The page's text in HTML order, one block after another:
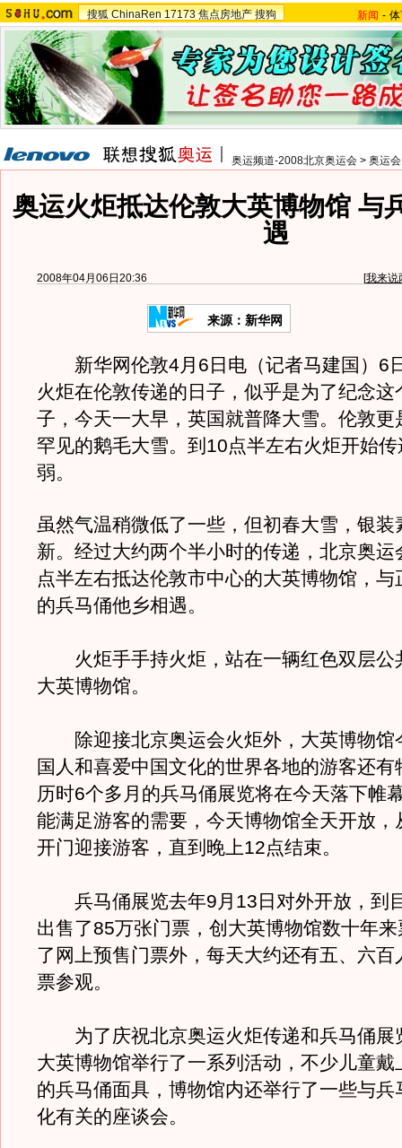
搜狐 ChinaRen 17173 焦点房地产 搜狗 新闻 -
奥运频道-2008北京奥运会 > 奥运
奥运火炬抵达伦敦大英博物馆 与
遇
2008年04月06日20:36 [我来说
来源：新华网
新华网伦敦4月6日电（记者马建国）6
火炬在伦敦传递的日子，似乎是为了纪念这
子，今天一大早，英国就普降大雪。伦敦更
罕见的鹅毛大雪。到10点半左右火炬开始
弱。
虽然气温稍微低了一些，但初春大雪，银装
新。经过大约两个半小时的传递，北京奥运
点半左右抵达伦敦市中心的大英博物馆，与
的兵马俑他乡相遇。
火炬手手持火炬，站在一辆红色双层公
大英博物馆。
除迎接北京奥运会火炬外，大英博物馆
国人和喜爱中国文化的世界各地的游客还有
历时6个多月的兵马俑展览将在今天落下帷
能满足游客的需要，今天博物馆全天开放，
开门迎接游客，直到晚上12点结束。
兵马俑展览去年9月13日对外开放，到
出售了85万张门票，创大英博物馆数十年
了网上预售门票外，每天大约还有五、六百
票参观。
为了庆祝北京奥运火炬传递和兵马俑展
大英博物馆举行了一系列活动，不少儿童戴
的兵马俑面具，博物馆内还举行了一些与兵
化有关的座谈会。